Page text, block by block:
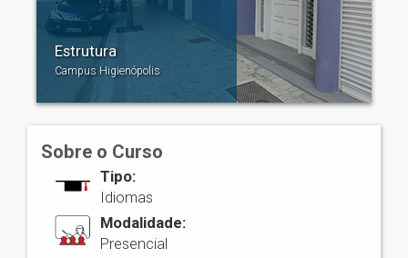
Estrutura
Campus Higienópolis
Sobre o Curso
Tipo:
Idiomas
Modalidade:
Presencial